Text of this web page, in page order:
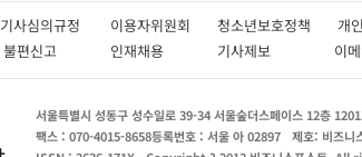
기사심의규정 이용자위원회 청소년보호정책 개
불편신고 인재채용 기사제보 이
서울특별시 성동구 성수일로 39-34 서울숲더스페이스 12층
팩스 : 070-4015-8658등록번호 : 서울 아 02897 제호: 비즈니